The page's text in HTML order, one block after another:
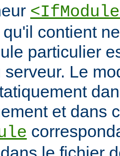
contient
particulier
serveur. Le
et dans